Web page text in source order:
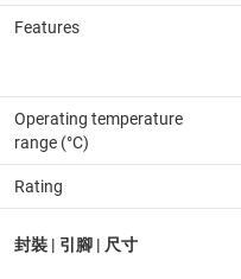
Features
Operating temperature
range (°C)
Rating